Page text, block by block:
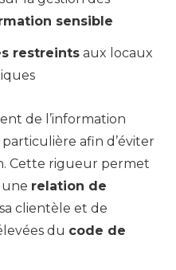
sensible
restreints aux locaux
de l’information
afin d’éviter
Cette rigueur permet
une relation de
clientèle et de
du code de